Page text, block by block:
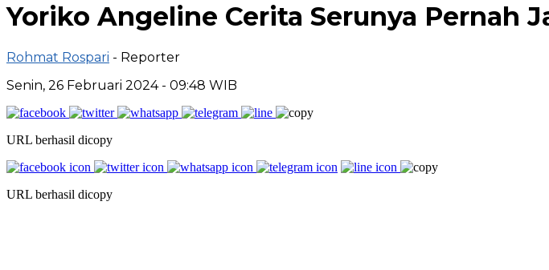
Yoriko Angeline Cerita Serunya Pernah
Rohmat Rospari - Reporter
Senin, 26 Februari 2024 - 09:48 WIB
URL berhasil dicopy
URL berhasil dicopy